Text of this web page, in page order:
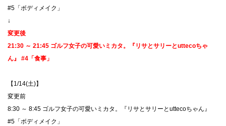
#5「ボディメイク」
↓
変更後
21:30 ～ 21:45 ゴルフ女子の可愛いミカタ。『リサとサリーとuttecoちゃ
ん』 #4「食事」
【1/14(土)】
​変更前
8:30 ～ 8:45 ゴルフ女子の可愛いミカタ。『リサとサリーとuttecoちゃん』
#5「ボディメイク」